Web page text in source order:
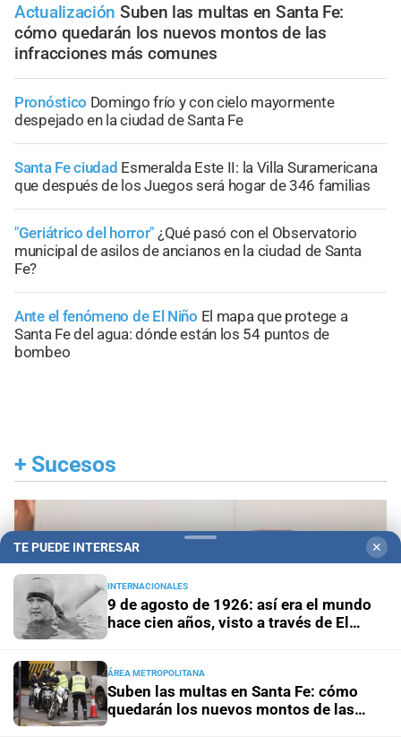
Actualización Suben las multas en Santa Fe:
cómo quedarán los nuevos montos de las
infracciones más comunes
Pronóstico Domingo frío y con cielo mayormente
despejado en la ciudad de Santa Fe
Santa Fe ciudad Esmeralda Este II: la Villa Suramericana
que después de los Juegos será hogar de 346 familias
"Geriátrico del horror" ¿Qué pasó con el Observatorio
municipal de asilos de ancianos en la ciudad de Santa
Fe?
Ante el fenómeno de El Niño El mapa que protege a
Santa Fe del agua: dónde están los 54 puntos de
bombeo
+ Sucesos
TE PUEDE INTERESAR ✕
INTERNACIONALES
9 de agosto de 1926: así era el mundo
hace cien años, visto a través de El
ÁREA METROPOLITANA
Suben las multas en Santa Fe: cómo
quedarán los nuevos montos de las